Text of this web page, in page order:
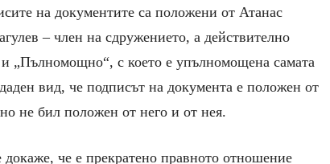
на документите са положени от Атанас
– член на сдружението, а действително
„Пълномощно“, с което е упълномощена самата
вид, че подписът на документа е положен от
не бил положен от него и от нея.
че е прекратено правното отношение